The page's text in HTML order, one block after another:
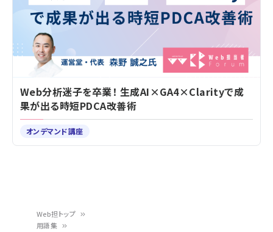
Web担トップ
用語集
Web分析迷子を卒業！ 生成AI×GA4×Clarityで成
果が出る時短PDCA改善術
オンデマンド講座